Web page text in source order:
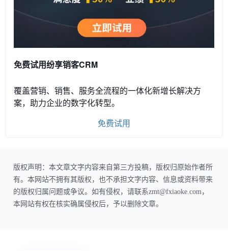
免费试用纷享销客CRM
覆盖营销、销售、服务全流程的一体化新增长解决方
案，助力企业的数字化转型。
免费试用
版权声明：本文章文字内容来自第三方投稿，版权归原始作者所
有。本网站不拥有其版权，也不承担文字内容、信息或资料带来
的版权归属问题或争议。如有侵权，请联系zmt@fxiaoke.com，
本网站有权在核实确属侵权后，予以删除文章。